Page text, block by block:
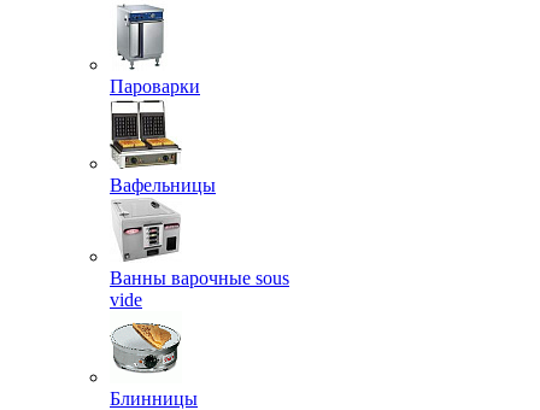
Пароварки
Вафельницы
Ванны варочные sous
vide
Блинницы